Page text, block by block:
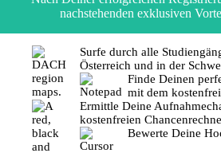
nachstehenden exklusiven
Surfe durch alle
Österreich und in der
Finde Deinen
mit dem
Ermittle Deine
kostenfreien
Bewerte Deine